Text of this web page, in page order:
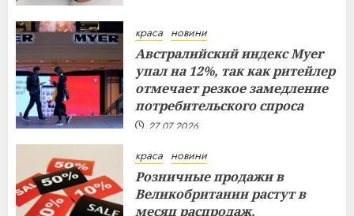
краса новини
Австралийский индекс Myer
упал на 12%, так как ритейлер
отмечает резкое замедление
потребительского спроса
27.07.2026
краса новини
Розничные продажи в
Великобритании растут в
месяц распродаж,